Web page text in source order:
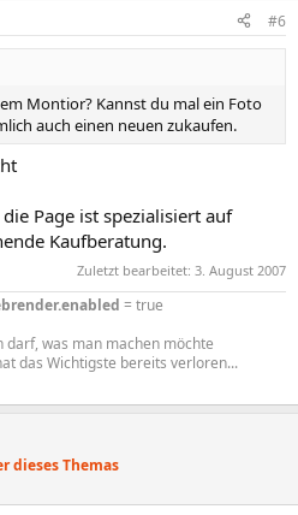
#6
Montior? Kannst du mal ein Foto
auch einen neuen zukaufen.
Page ist spezialisiert auf
Kaufberatung.
Zuletzt bearbeitet: 3. August 2007
= true
darf, was man machen möchte
das Wichtigste bereits verloren...
dieses Themas